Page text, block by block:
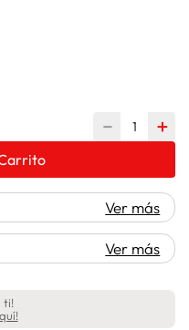
＋
－
Ver más
Ver más
ti!